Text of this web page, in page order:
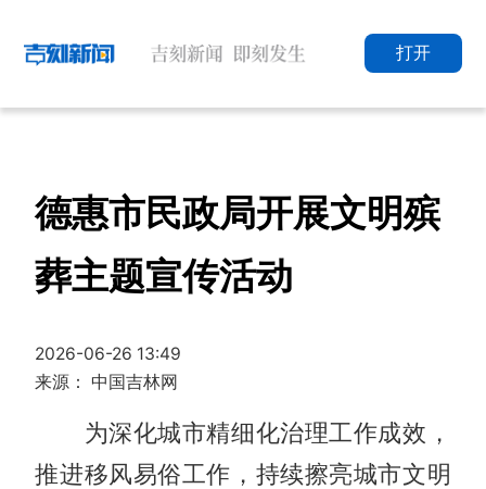
打开
德惠市民政局开展文明殡
葬主题宣传活动
2026-06-26 13:49
来源： 中国吉林网
为深化城市精细化治理工作成效，
推进移风易俗工作，持续擦亮城市文明